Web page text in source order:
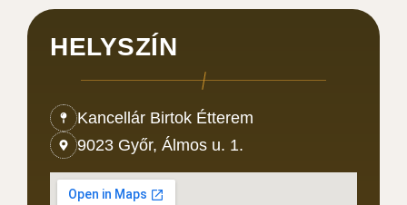
HELYSZÍN
Kancellár Birtok Étterem
9023 Győr, Álmos u. 1.